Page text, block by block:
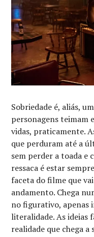
Sobriedade é, aliás,
personagens teimam
vidas, praticamente.
que perduram até a
sem perder a toada e
ressaca é estar
faceta do filme que
andamento. Chega
no figurativo, apenas
literalidade. As ideias
realidade que chega